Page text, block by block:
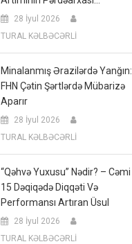
28 İyul 2026
TURAL KƏLBƏCƏRLİ
Minalanmış Ərazilərdə Yanğın:
FHN Çətin Şərtlərdə Mübarizə
Aparır
28 İyul 2026
TURAL KƏLBƏCƏRLİ
“Qəhvə Yuxusu” Nədir? – Cəmi
15 Dəqiqədə Diqqəti Və
Performansı Artıran Üsul
28 İyul 2026
TURAL KƏLBƏCƏRLİ